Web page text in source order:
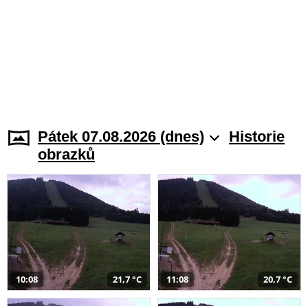
Pátek 07.08.2026 (dnes)
Historie
obrazků
10:08 21,7 °C 11:08 20,7 °C